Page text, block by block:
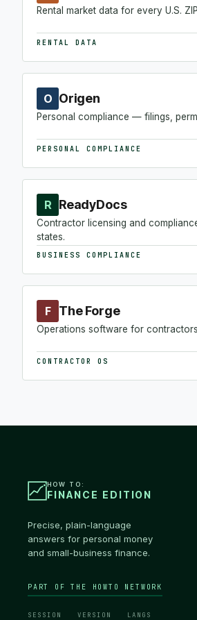
Rental market data for every U.S.
RENTAL DATA
O Origen
Personal compliance — filings,
PERSONAL COMPLIANCE
R ReadyDocs
Contractor licensing and
states.
BUSINESS COMPLIANCE
F The Forge
Operations software for
CONTRACTOR OS
HOW TO:
FINANCE EDITION
Precise, plain-language
answers for personal money
and small-business finance.
PART OF THE HOWTO NETWORK
SESSION VERSION LANGS